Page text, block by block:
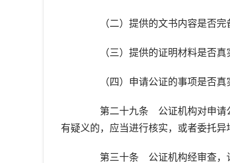
（二）提供的文书内容是否完
（三）提供的证明材料是否真
（四）申请公证的事项是否真
第二十九条 公证机构对申请公
有疑义的，应当进行核实，或者委托异
第三十条 公证机构经审查，认